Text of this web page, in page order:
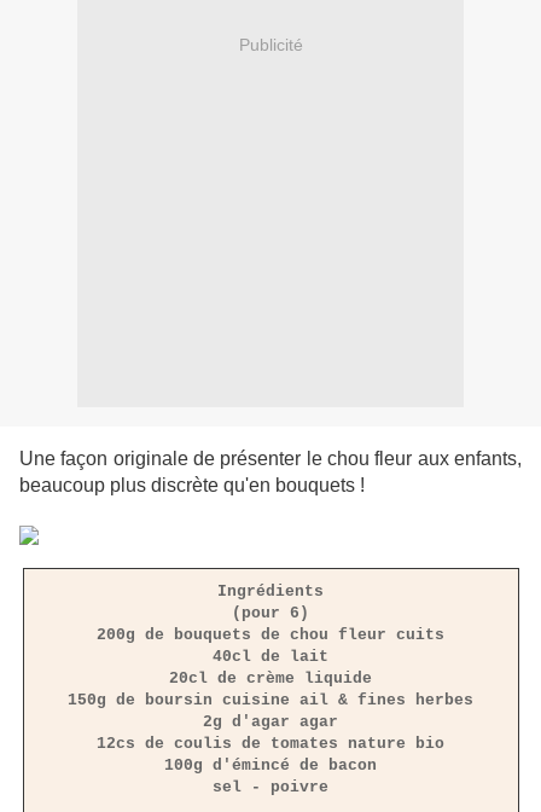
Publicité
Une façon originale de présenter le chou fleur aux enfants,
beaucoup plus discrète qu'en bouquets !
Ingrédients
(pour 6)
200g de bouquets de chou fleur cuits
40cl de lait
20cl de crème liquide
150g de boursin cuisine ail & fines herbes
2g d'agar agar
12cs de coulis de tomates nature bio
100g d'émincé de bacon
sel - poivre